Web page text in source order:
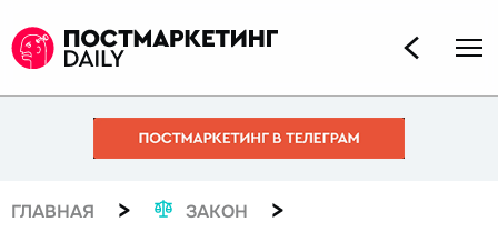
ГЛАВНАЯ > ЗАКОН >